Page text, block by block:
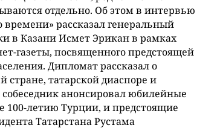
отдельно. Об этом в интервью
времени» рассказал генеральный
в Казани Исмет Эрикан в рамках
газеты, посвященного предстоящей
Дипломат рассказал о
стране, татарской диаспоре и
анонсировал юбилейные
летию Турции, и предстоящие
Татарстана Рустама